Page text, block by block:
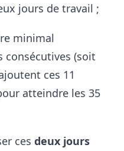
jours de travail ;
minimal
consécutives (soit
ces 11
atteindre les 35
ces deux jours